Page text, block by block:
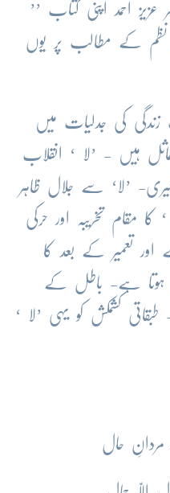
احمد اپنی کتاب ’’
نظم کے مطالب پر یوں
زندگی کی جدلیات میں
ہیں - ’لا ‘ انقلاب
’لا‘ سے جلال ظاہر
مقام تخریبہ اور حرکی
تعمیر کے بعد کا
ہوتا ہے- باطل کے
کشمکش کو یہی ’لا ‘
مردانِ حال